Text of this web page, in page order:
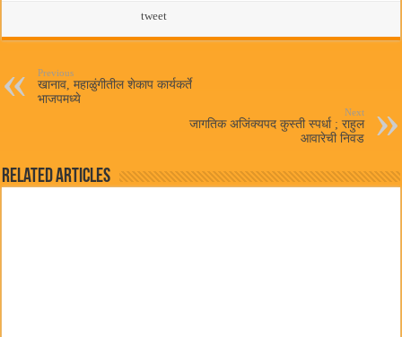
ts
pp
ail
tweet
Previous
खानाव, महाळुंगीतील शेकाप कार्यकर्ते
भाजपमध्ये
Next
जागतिक अजिंक्यपद कुस्ती स्पर्धा ; राहुल
आवारेची निवड
Related Articles